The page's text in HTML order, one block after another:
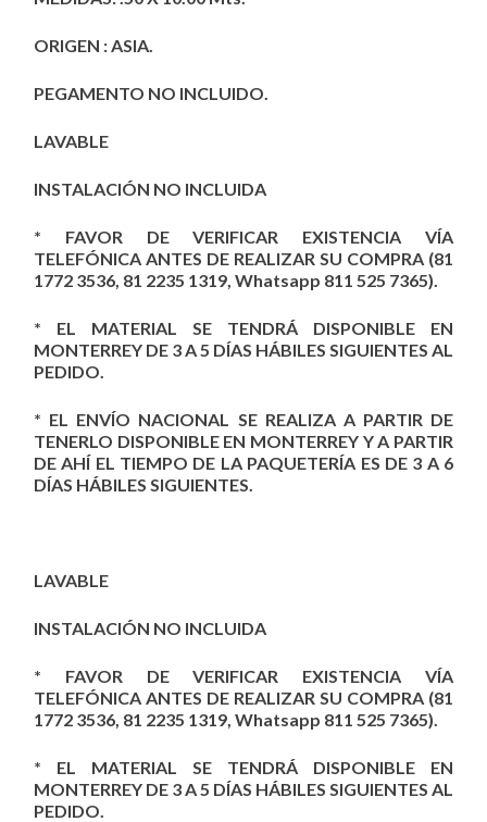
ORIGEN : ASIA.
PEGAMENTO NO INCLUIDO.
LAVABLE
INSTALACIÓN NO INCLUIDA
* FAVOR DE VERIFICAR EXISTENCIA VÍA
TELEFÓNICA ANTES DE REALIZAR SU COMPRA (81
1772 3536, 81 2235 1319, Whatsapp 811 525 7365).
* EL MATERIAL SE TENDRÁ DISPONIBLE EN
MONTERREY DE 3 A 5 DÍAS HÁBILES SIGUIENTES AL
PEDIDO.
* EL ENVÍO NACIONAL SE REALIZA A PARTIR DE
TENERLO DISPONIBLE EN MONTERREY Y A PARTIR
DE AHÍ EL TIEMPO DE LA PAQUETERÍA ES DE 3 A 6
DÍAS HÁBILES SIGUIENTES.
LAVABLE
INSTALACIÓN NO INCLUIDA
* FAVOR DE VERIFICAR EXISTENCIA VÍA
TELEFÓNICA ANTES DE REALIZAR SU COMPRA (81
1772 3536, 81 2235 1319, Whatsapp 811 525 7365).
* EL MATERIAL SE TENDRÁ DISPONIBLE EN
MONTERREY DE 3 A 5 DÍAS HÁBILES SIGUIENTES AL
PEDIDO.